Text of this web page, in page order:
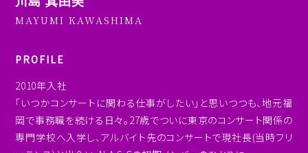
MAYUMI KAWASHIMA
PROFILE
2010年入社
「いつかコンサートに関わる仕事がしたい」と思いつつも、地元福
岡で事務職を続ける日々。27歳でついに東京のコンサート関係の
専門学校へ入学し、アルバイト先のコンサートで現社長(当時フリ